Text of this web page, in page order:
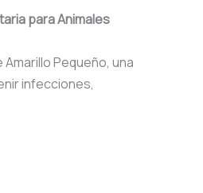
para Animales
Pequeño, una
infecciones,